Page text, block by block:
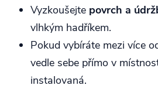
Vyzkoušejte povrch a
vlhkým hadříkem.
Pokud vybíráte mezi více
vedle sebe přímo v
instalovaná.